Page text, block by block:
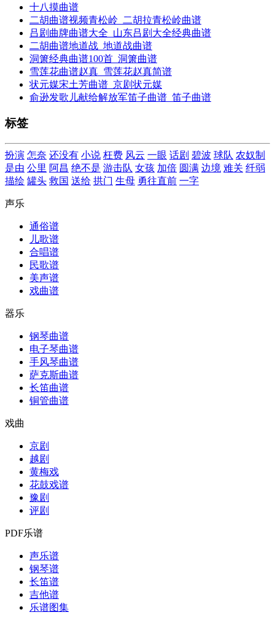
十八摸曲谱
二胡曲谱视频青松岭_二胡拉青松岭曲谱
吕剧曲牌曲谱大全_山东吕剧大全经典曲谱
二胡曲谱地道战_地道战曲谱
洞箫经典曲谱100首_洞箫曲谱
雪莲花曲谱赵真_雪莲花赵真简谱
状元媒宋土芳曲谱_京剧状元媒
俞逊发歌儿献给解放军笛子曲谱_笛子曲谱
标签
扮演 怎奈 还没有 小说 枉费 风云 一眼 话剧 碧波 球队 农奴制
是由 公里 阿昌 绝不是 游击队 女孩 加倍 圆满 边境 难关 纤弱
描绘 罐头 救国 送给 拱门 生母 勇往直前 一字
声乐
通俗谱
儿歌谱
合唱谱
民歌谱
美声谱
戏曲谱
器乐
钢琴曲谱
电子琴曲谱
手风琴曲谱
萨克斯曲谱
长笛曲谱
铜管曲谱
戏曲
京剧
越剧
黄梅戏
花鼓戏谱
豫剧
评剧
PDF乐谱
声乐谱
钢琴谱
长笛谱
吉他谱
乐谱图集